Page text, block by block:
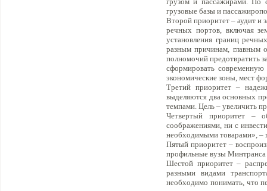
грузовые базы и
Второй приоритет – аудит и
речных портов, включая
установления границ
разным причинам, главным
полномочий предотвратить
сформировать
экономические зоны, мест
Третий приоритет –
выделяются два основных
темпами. Цель – увеличить
Четвертый приоритет –
соображениями, ни с
необходимыми товарами», –
Пятый приоритет –
профильные вузы Минтранса
Шестой приоритет –
разными видами
необходимо понимать, что